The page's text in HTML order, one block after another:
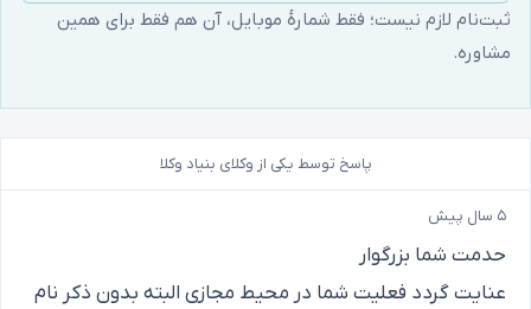
ثبت‌نام لازم نیست؛ فقط شمارهٔ موبایل، آن هم فقط برای همین
مشاوره.
پاسخ توسط یکی از وکلای بنیاد وکلا
۵ سال پیش
حدمت شما بزرگوار
عنایت گردد فعلیت شما در محیط مجازی البته بدون ذکر نام